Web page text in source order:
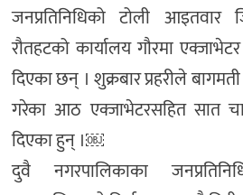
जनप्रतिनिधिको टोली आइतवार
रौतहटको कार्यालय गौरमा
दिएका छन् । शुक्रबार प्रहरीले
गरेका आठ एक्जाभेटरसहित सात
दिएका हुन् ।￼
दुवै नगरपालिकाका